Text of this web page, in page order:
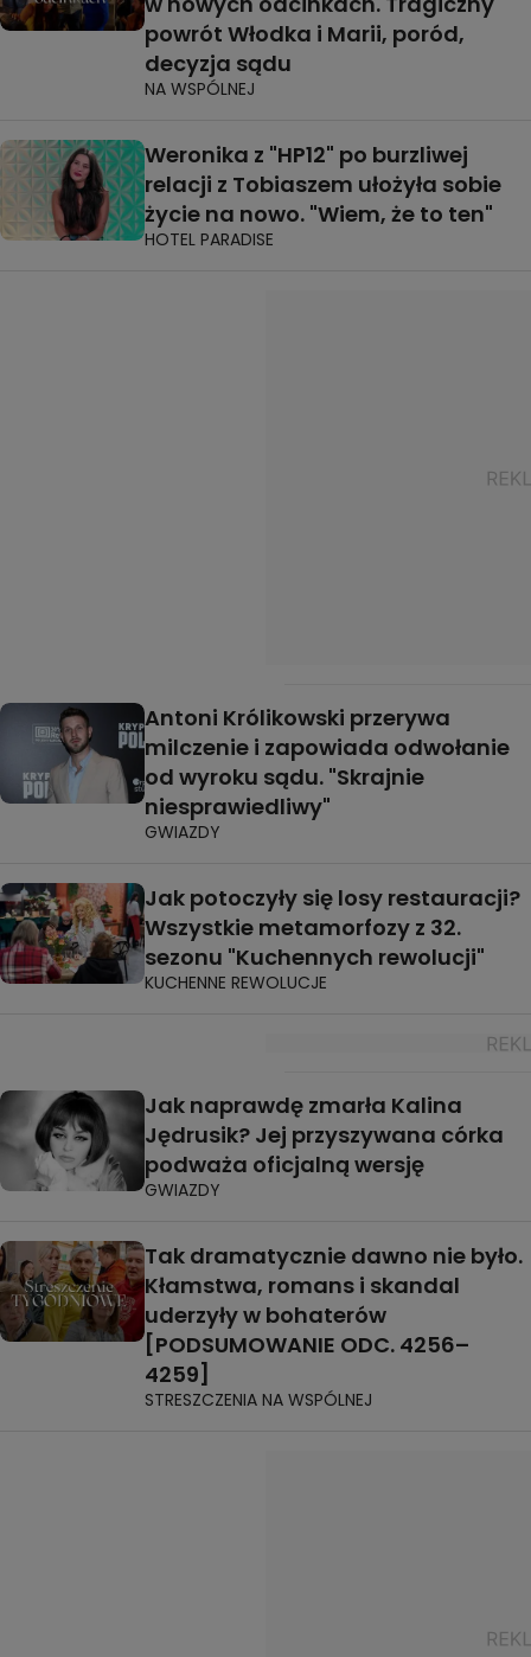
powrót Włodka i Marii, poród,
decyzja sądu
NA WSPÓLNEJ
Weronika z "HP12" po burzliwej
relacji z Tobiaszem ułożyła sobie
życie na nowo. "Wiem, że to ten"
HOTEL PARADISE
Antoni Królikowski przerywa
milczenie i zapowiada odwołanie
od wyroku sądu. "Skrajnie
niesprawiedliwy"
GWIAZDY
Jak potoczyły się losy restauracji?
Wszystkie metamorfozy z 32.
sezonu "Kuchennych rewolucji"
KUCHENNE REWOLUCJE
Jak naprawdę zmarła Kalina
Jędrusik? Jej przyszywana córka
podważa oficjalną wersję
GWIAZDY
Tak dramatycznie dawno nie było.
Kłamstwa, romans i skandal
uderzyły w bohaterów
[PODSUMOWANIE ODC. 4256–
4259]
STRESZCZENIA NA WSPÓLNEJ